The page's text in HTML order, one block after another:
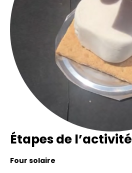
Étapes de l’activité
Four solaire